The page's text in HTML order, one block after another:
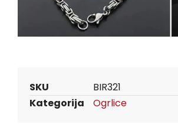
SKU BIR321
Kategorija Ogrlice